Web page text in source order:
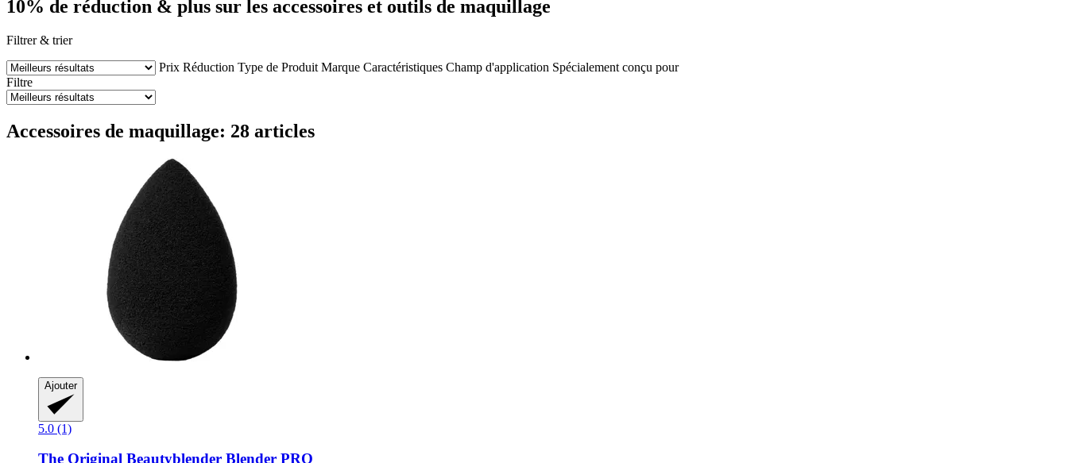
10% de réduction & plus sur les accessoires et outils de maquillage
Filtrer & trier
Prix Réduction Type de Produit Marque Caractéristiques Champ d'application Spécialement conçu pour
Filtre
Accessoires de maquillage: 28 articles
Ajouter
5.0 (1)
The Original Beautyblender Blender PRO